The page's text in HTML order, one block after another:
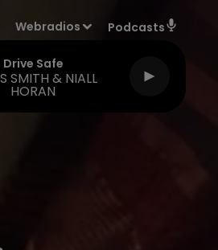
Webradios Podcasts
Drive Safe
SMITH & NIALL
HORAN